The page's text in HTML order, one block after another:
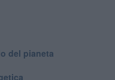
del pianeta